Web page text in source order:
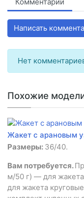
Написать
Нет
Похожие
Жакет с арановым
Размеры: 36/40.
Вам потребуется.
м/50 г) — для жакета
для жакета